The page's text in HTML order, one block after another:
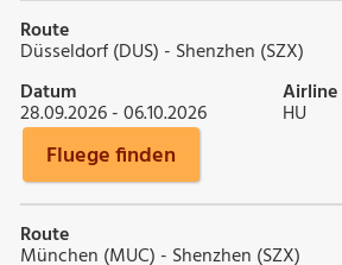
Route
Düsseldorf (DUS) - Shenzhen (SZX)
Datum
28.09.2026 - 06.10.2026
Airline
HU
Fluege finden
Route
München (MUC) - Shenzhen (SZX)